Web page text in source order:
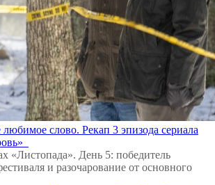
слово. Рекап 3 эпизода сериала